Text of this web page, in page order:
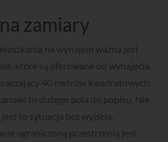
zamiary
na wynajem ważna jest
które są oferowane do wynajęcia,
40 metrów kwadratowych.
to dużego pola do popisu. Nie
to sytuacja bez wyjścia.
ograniczoną przestrzenią jest